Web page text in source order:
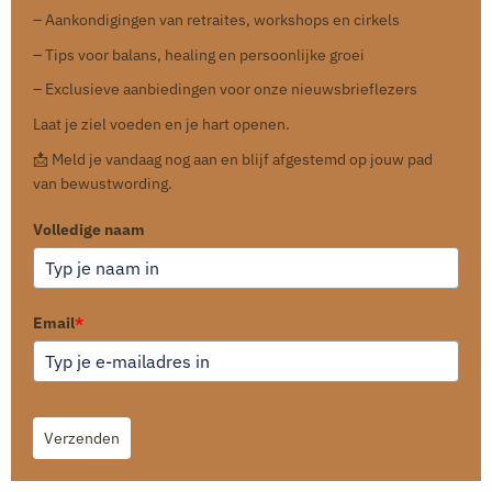
– Aankondigingen van retraites, workshops en cirkels
– Tips voor balans, healing en persoonlijke groei
– Exclusieve aanbiedingen voor onze nieuwsbrieflezers
Laat je ziel voeden en je hart openen.
📩 Meld je vandaag nog aan en blijf afgestemd op jouw pad
van bewustwording.
Volledige naam
Email*
Verzenden